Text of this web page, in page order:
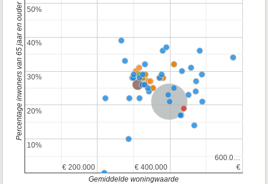
Nederland
€ 200.000
€ 200.000 € 400.000
€ 400.000 €
€
600.0…
600.0…
10%
10%
20%
20%
30%
30%
40%
40%
50%
50%
Gemiddelde woningwaarde
Percentage inwoners van 65 jaar en ouder